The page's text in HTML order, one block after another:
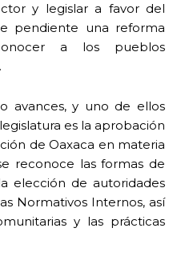
y legislar a favor del
pendiente una reforma
a los pueblos
avances, y uno de ellos
es la aprobación
de Oaxaca en materia
reconoce las formas de
elección de autoridades
Normativos Internos, así
y las prácticas